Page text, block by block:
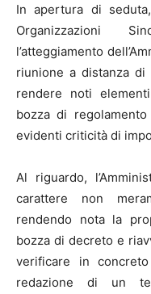
In apertura di
Organizzazioni
l’atteggiamento
riunione a distanza di
rendere noti
bozza di
evidenti criticità di
Al riguardo,
carattere non
rendendo nota la
bozza di decreto e
verificare in
redazione di un